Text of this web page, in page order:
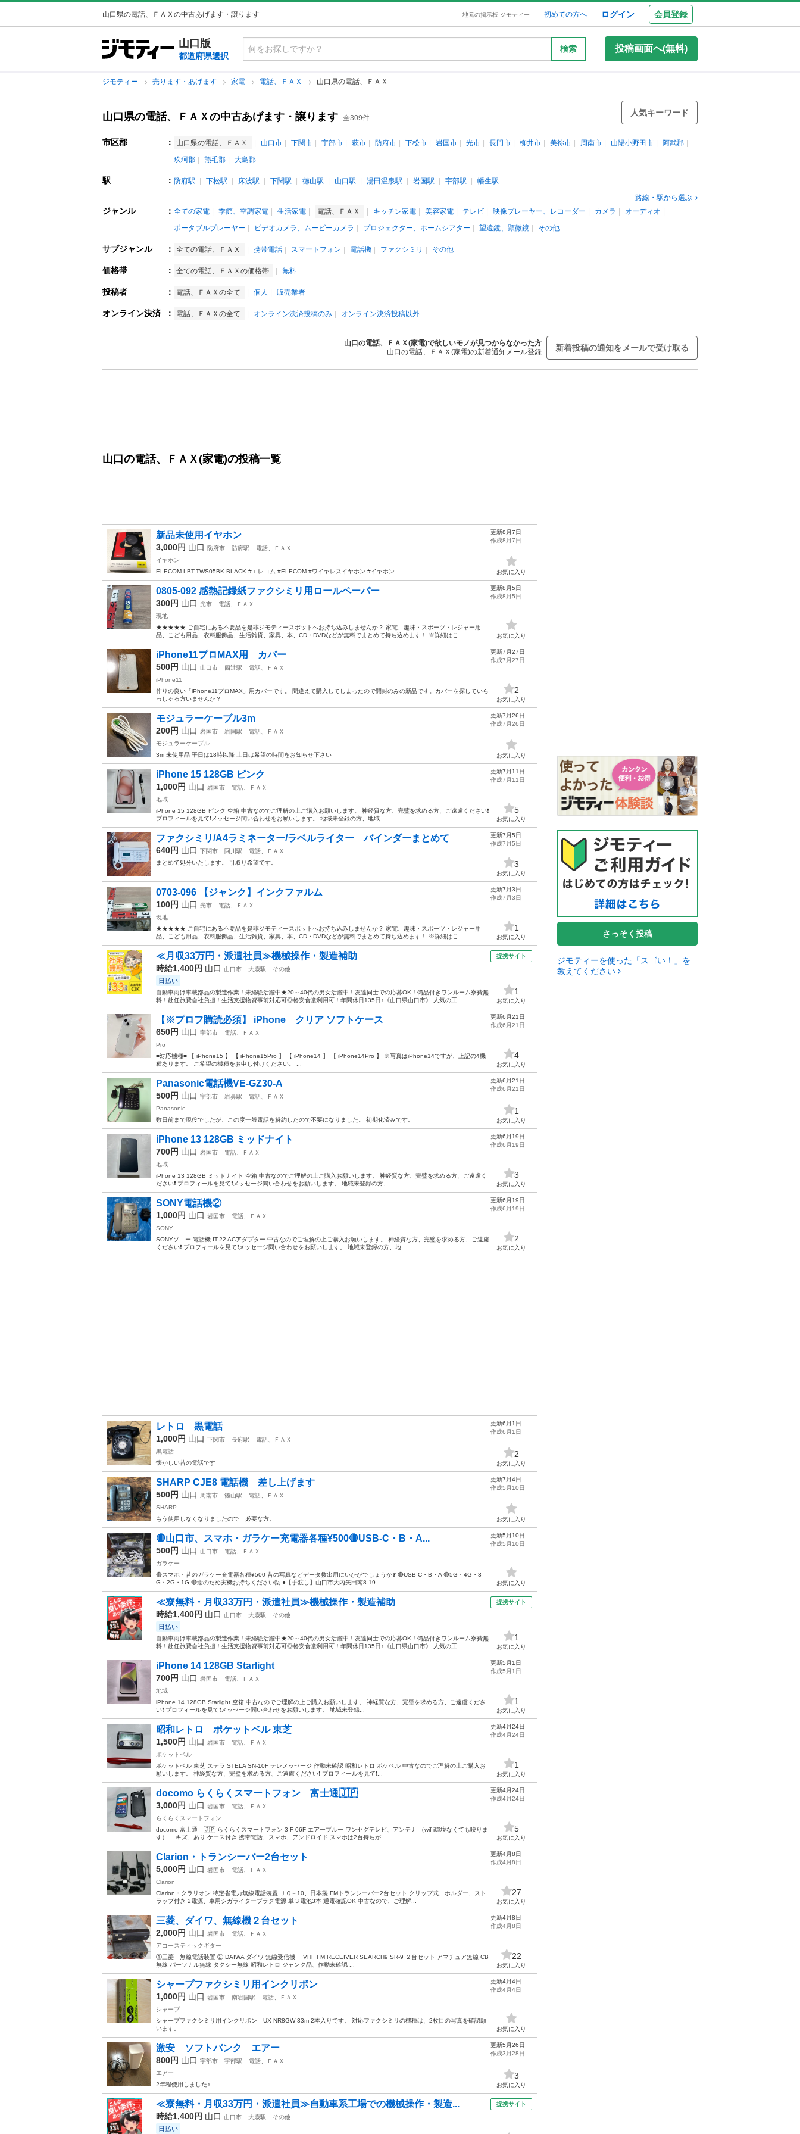
山口県の電話、ＦＡＸの中古あげます・譲ります 地元の掲示板 ジモティー 初めての方へ ログイン 会員登録
山口版
都道府県選択
検索 投稿画面へ(無料)
ジモティー 売ります・あげます 家電 電話、ＦＡＸ 山口県の電話、ＦＡＸ
山口県の電話、ＦＡＸの中古あげます・譲ります 全309件
人気キーワード
市区郡 ： 山口県の電話、ＦＡＸ 山口市 下関市 宇部市 萩市 防府市 下松市 岩国市 光市 長門市 柳井市 美祢市 周南市 山陽小野田市
阿武郡
玖珂郡
熊毛郡 大島郡
駅 ： 防府駅 下松駅 床波駅 下関駅 徳山駅 山口駅 湯田温泉駅 岩国駅 宇部駅
幡生駅
路線・駅から選ぶ
ジャンル ： 全ての家電 季節、空調家電 生活家電 電話、ＦＡＸ キッチン家電 美容家電 テレビ 映像プレーヤー、レコーダー カメラ
オーディオ
ポータブルプレーヤー
ビデオカメラ、ムービーカメラ プロジェクター、ホームシアター 望遠鏡、顕微鏡 その他
サブジャンル ： 全ての電話、ＦＡＸ 携帯電話 スマートフォン 電話機 ファクシミリ その他
価格帯 ： 全ての電話、ＦＡＸの価格帯 無料
投稿者 ： 電話、ＦＡＸの全て 個人 販売業者
オンライン決済 ： 電話、ＦＡＸの全て オンライン決済投稿のみ オンライン決済投稿以外
山口の電話、ＦＡＸ(家電)で欲しいモノが見つからなかった方
山口の電話、ＦＡＸ(家電)の新着通知メール登録
新着投稿の通知をメールで受け取る
山口の電話、ＦＡＸ(家電)の投稿一覧
新品未使用イヤホン
3,000円 山口 防府市 防府駅
電話、ＦＡＸ
イヤホン
ELECOM LBT-TWS05BK BLACK #エレコム #ELECOM #ワイヤレスイヤホン #イヤホン
更新8月7日
作成8月7日
お気に入り
0805-092 感熱記録紙ファクシミリ用ロールペーパー
300円 山口 光市
電話、ＦＡＸ
現地
★★★★★ ご自宅にある不要品を是非ジモティースポットへお持ち込みしませんか？ 家電、趣味・スポーツ・レジャー用
品、こども用品、衣料服飾品、生活雑貨、家具、本、CD・DVDなどが無料でまとめて持ち込めます！ ※詳細はこ...
更新8月5日
作成8月5日
お気に入り
iPhone11プロMAX用 カバー
500円 山口 山口市 四辻駅
電話、ＦＡＸ
iPhone11
作りの良い「iPhone11プロMAX」用カバーです。 間違えて購入してしまったので開封のみの新品です。カバーを探していら
っしゃる方いませんか？
更新7月27日
作成7月27日
2
お気に入り
モジュラーケーブル3m
200円 山口 岩国市 岩国駅
電話、ＦＡＸ
モジュラーケーブル
3m 未使用品 平日は18時以降 土日は希望の時間をお知らせ下さい
更新7月26日
作成7月26日
お気に入り
iPhone 15 128GB ピンク
1,000円 山口 岩国市
電話、ＦＡＸ
地域
iPhone 15 128GB ピンク 空箱 中古なのでご理解の上ご購入お願いします。 神経質な方、完璧を求める方、ご遠慮ください❗️
プロフィールを見て❗️メッセージ問い合わせをお願いします。 地域未登録の方、地域...
更新7月11日
作成7月11日
5
お気に入り
ファクシミリ/A4ラミネーター/ラベルライター バインダーまとめて
640円 山口 下関市 阿川駅
電話、ＦＡＸ
まとめて処分いたします。 引取り希望です。
更新7月5日
作成7月5日
3
お気に入り
0703-096 【ジャンク】インクファルム
100円 山口 光市
電話、ＦＡＸ
現地
★★★★★ ご自宅にある不要品を是非ジモティースポットへお持ち込みしませんか？ 家電、趣味・スポーツ・レジャー用
品、こども用品、衣料服飾品、生活雑貨、家具、本、CD・DVDなどが無料でまとめて持ち込めます！ ※詳細はこ...
更新7月3日
作成7月3日
1
お気に入り
≪月収33万円・派遣社員≫機械操作・製造補助
時給1,400円 山口 山口市 大歳駅 その他
日払い
自動車向け車載部品の製造作業！未経験活躍中★20～40代の男女活躍中！友達同士での応募OK！備品付きワンルーム寮費無
料！赴任旅費会社負担！生活支援物資事前対応可◎格安食堂利用可！年間休日135日♪《山口県山口市》 人気の工...
提携サイト
1
お気に入り
【※プロフ購読必須】 iPhone クリア ソフトケース
650円 山口 宇部市
電話、ＦＡＸ
Pro
■対応機種■ 【 iPhone15 】 【 iPhone15Pro 】 【 iPhone14 】 【 iPhone14Pro 】 ※写真はiPhone14ですが、上記の4機
種あります。 ご希望の機種をお申し付けください。 ...
更新6月21日
作成6月21日
4
お気に入り
Panasonic電話機VE-GZ30-A
500円 山口 宇部市 岩鼻駅
電話、ＦＡＸ
Panasonic
数日前まで現役でしたが、この度一般電話を解約したので不要になりました。 初期化済みです。
更新6月21日
作成6月21日
1
お気に入り
iPhone 13 128GB ミッドナイト
700円 山口 岩国市
電話、ＦＡＸ
地域
iPhone 13 128GB ミッドナイト 空箱 中古なのでご理解の上ご購入お願いします。 神経質な方、完璧を求める方、ご遠慮く
ださい❗️ プロフィールを見て❗️メッセージ問い合わせをお願いします。 地域未登録の方、...
更新6月19日
作成6月19日
3
お気に入り
SONY電話機②
1,000円 山口 岩国市
電話、ＦＡＸ
SONY
SONYソニー 電話機 IT-22 ACアダプター 中古なのでご理解の上ご購入お願いします。 神経質な方、完璧を求める方、ご遠慮
ください❗️ プロフィールを見て❗️メッセージ問い合わせをお願いします。 地域未登録の方、地...
更新6月19日
作成6月19日
2
お気に入り
レトロ 黒電話
1,000円 山口 下関市 長府駅
電話、ＦＡＸ
黒電話
懐かしい昔の電話です
更新6月1日
作成6月1日
2
お気に入り
SHARP CJE8 電話機 差し上げます
500円 山口 周南市 徳山駅
電話、ＦＡＸ
SHARP
もう使用しなくなりましたので 必要な方。
更新7月4日
作成5月10日
お気に入り
🔴山口市、スマホ・ガラケー充電器各種¥500🔴USB-C・B・A...
500円 山口 山口市
電話、ＦＡＸ
ガラケー
🔴スマホ・昔のガラケー充電器各種¥500 昔の写真などデータ救出用にいかがでしょうか❓ 🔴USB-C・B・A 🔴5G・4G・3
G・2G・1G 🔴念のため実機お持ちください🙋 ●【手渡し】山口市大内矢田南8-19...
更新5月10日
作成5月10日
お気に入り
≪寮無料・月収33万円・派遣社員≫機械操作・製造補助
時給1,400円 山口 山口市 大歳駅 その他
日払い
自動車向け車載部品の製造作業！未経験活躍中★20～40代の男女活躍中！友達同士での応募OK！備品付きワンルーム寮費無
料！赴任旅費会社負担！生活支援物資事前対応可◎格安食堂利用可！年間休日135日♪《山口県山口市》 人気の工...
提携サイト
1
お気に入り
iPhone 14 128GB Starlight
700円 山口 岩国市
電話、ＦＡＸ
地域
iPhone 14 128GB Starlight 空箱 中古なのでご理解の上ご購入お願いします。 神経質な方、完璧を求める方、ご遠慮くださ
い❗️ プロフィールを見て❗️メッセージ問い合わせをお願いします。 地域未登録...
更新5月1日
作成5月1日
1
お気に入り
昭和レトロ ポケットベル 東芝
1,500円 山口 岩国市
電話、ＦＡＸ
ポケットベル
ポケットベル 東芝 ステラ STELA SN-10F テレメッセージ 作動未確認 昭和レトロ ポケベル 中古なのでご理解の上ご購入お
願いします。 神経質な方、完璧を求める方、ご遠慮ください❗️ プロフィールを見て❗...
更新4月24日
作成4月24日
1
お気に入り
docomo らくらくスマートフォン 富士通🇯🇵
3,000円 山口 岩国市
電話、ＦＡＸ
らくらくスマートフォン
docomo 富士通 🇯🇵 らくらくスマートフォン 3 F-06F エアーブルー ワンセグテレビ、アンテナ （wif-i環境なくても映りま
す） キズ、あり ケース付き 携帯電話、スマホ、アンドロイド スマホは2台持ちが...
更新4月24日
作成4月24日
5
お気に入り
Clarion・トランシーバー2台セット
5,000円 山口 岩国市
電話、ＦＡＸ
Clarion
Clarion・クラリオン 特定省電力無線電話装置 ＪＱ－10、日本製 FMトランシーバー2台セット クリップ式、ホルダー、スト
ラップ付き 2電源、車用シガライタープラグ電源 単３電池3本 通電確認OK 中古なので、ご理解...
更新4月8日
作成4月8日
27
お気に入り
三菱、ダイワ、無線機２台セット
2,000円 山口 岩国市
電話、ＦＡＸ
アコースティックギター
①三菱 無線電話装置 ② DAIWA ダイワ 無線受信機 VHF FM RECEIVER SEARCH9 SR-9 ２台セット アマチュア無線 CB
無線 パーソナル無線 タクシー無線 昭和レトロ ジャンク品、作動未確認 ...
更新4月8日
作成4月8日
22
お気に入り
シャープファクシミリ用インクリボン
1,000円 山口 岩国市 南岩国駅
電話、ＦＡＸ
シャープ
シャープファクシミリ用インクリボン UX-NR8GW 33m 2本入りです。 対応ファクシミリの機種は、2枚目の写真を確認願
います。
更新4月4日
作成4月4日
お気に入り
激安 ソフトバンク エアー
800円 山口 宇部市 宇部駅
電話、ＦＡＸ
エアー
2年程使用しました♪
更新5月26日
作成3月28日
3
お気に入り
≪寮無料・月収33万円・派遣社員≫自動車系工場での機械操作・製造...
時給1,400円 山口 山口市 大歳駅 その他
日払い
提携サイト
さっそく投稿
ジモティーを使った「スゴい！」を
教えてください